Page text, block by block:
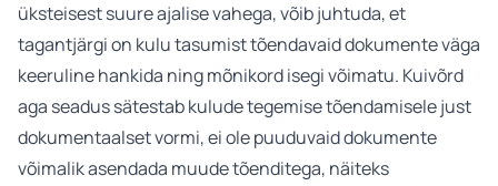
üksteisest suure ajalise vahega, võib juhtuda, et
tagantjärgi on kulu tasumist tõendavaid dokumente väga
keeruline hankida ning mõnikord isegi võimatu. Kuivõrd
aga seadus sätestab kulude tegemise tõendamisele just
dokumentaalset vormi, ei ole puuduvaid dokumente
võimalik asendada muude tõenditega, näiteks